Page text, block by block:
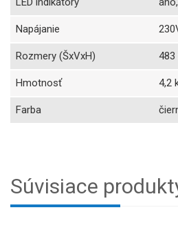
Napájanie
Rozmery (ŠxVxH) 483
Hmotnosť 4,2
Farba
Súvisiace